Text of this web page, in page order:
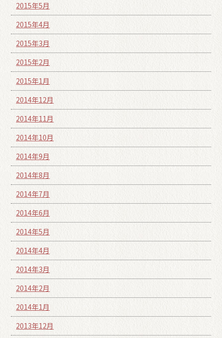
2015年5月
2015年4月
2015年3月
2015年2月
2015年1月
2014年12月
2014年11月
2014年10月
2014年9月
2014年8月
2014年7月
2014年6月
2014年5月
2014年4月
2014年3月
2014年2月
2014年1月
2013年12月